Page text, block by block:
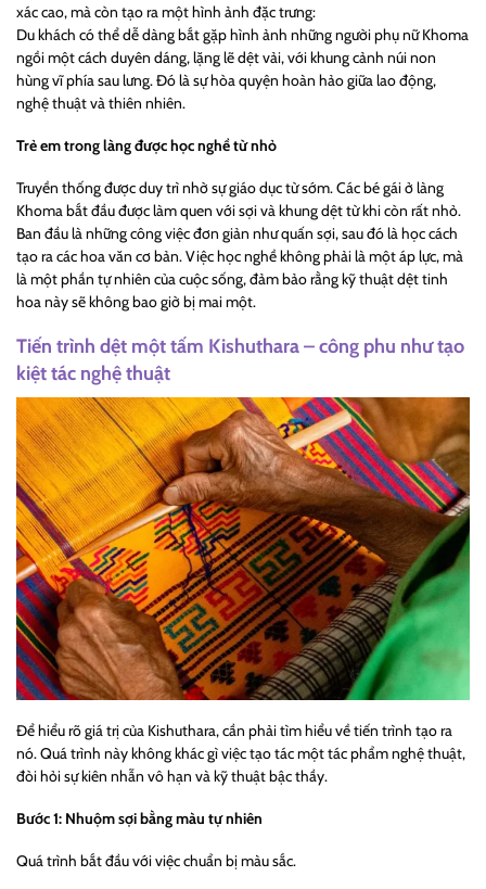
xác cao, mà còn tạo ra một hình ảnh đặc trưng:
Du khách có thể dễ dàng bắt gặp hình ảnh những người phụ nữ Khoma
ngồi một cách duyên dáng, lặng lẽ dệt vải, với khung cảnh núi non
hùng vĩ phía sau lưng. Đó là sự hòa quyện hoàn hảo giữa lao động,
nghệ thuật và thiên nhiên.
Trẻ em trong làng được học nghề từ nhỏ
Truyền thống được duy trì nhờ sự giáo dục từ sớm. Các bé gái ở làng
Khoma bắt đầu được làm quen với sợi và khung dệt từ khi còn rất nhỏ.
Ban đầu là những công việc đơn giản như quấn sợi, sau đó là học cách
tạo ra các hoa văn cơ bản. Việc học nghề không phải là một áp lực, mà
là một phần tự nhiên của cuộc sống, đảm bảo rằng kỹ thuật dệt tinh
hoa này sẽ không bao giờ bị mai một.
Tiến trình dệt một tấm Kishuthara – công phu như tạo
kiệt tác nghệ thuật
Để hiểu rõ giá trị của Kishuthara, cần phải tìm hiểu về tiến trình tạo ra
nó. Quá trình này không khác gì việc tạo tác một tác phẩm nghệ thuật,
đòi hỏi sự kiên nhẫn vô hạn và kỹ thuật bậc thầy.
Bước 1: Nhuộm sợi bằng màu tự nhiên
Quá trình bắt đầu với việc chuẩn bị màu sắc.